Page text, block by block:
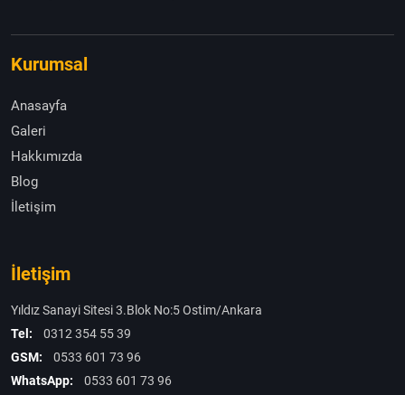
Kurumsal
Anasayfa
Galeri
Hakkımızda
Blog
İletişim
İletişim
Yıldız Sanayi Sitesi 3.Blok No:5 Ostim/Ankara
Tel:
0312 354 55 39
GSM:
0533 601 73 96
WhatsApp:
0533 601 73 96